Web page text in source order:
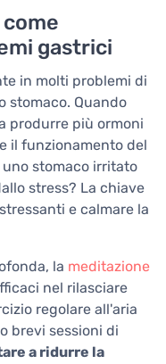
gastrici
in molti problemi di
stomaco. Quando
produrre più ormoni
il funzionamento del
stomaco irritato
stress? La chiave
e calmare la
la meditazione
nel rilasciare
regolare all'aria
brevi sessioni di
a ridurre la